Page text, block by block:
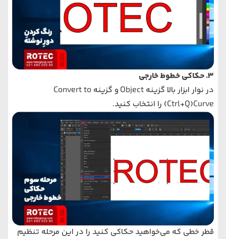
3. حکاکی خطوط خارجی
در نوار ابزار بالا گزینه Object و گزینه Convert to
Curve
(
Ctrl+Q) را انتخاب کنید.
قطر خطی که می‌خواهید حکاکی کنید را در این مرحله تنظیم